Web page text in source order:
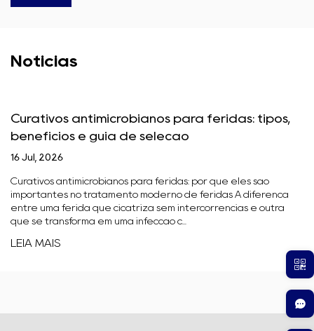
Notícias
Curativos antimicrobianos para feridas: tipos,
benefícios e guia de seleção
16 Jul, 2026
Curativos antimicrobianos para feridas: por que eles são
importantes no tratamento moderno de feridas A diferença
entre uma ferida que cicatriza sem intercorrências e outra
que se transforma em uma infecção c...
LEIA MAIS